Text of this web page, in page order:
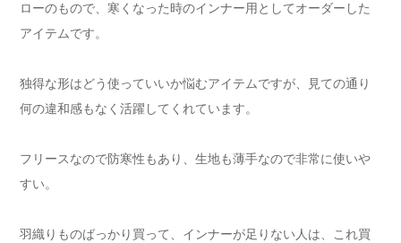
ローのもので、寒くなった時のインナー用としてオーダーした
アイテムです。
独得な形はどう使っていいか悩むアイテムですが、見ての通り
何の違和感もなく活躍してくれています。
フリースなので防寒性もあり、生地も薄手なので非常に使いや
すい。
羽織りものばっかり買って、インナーが足りない人は、これ買